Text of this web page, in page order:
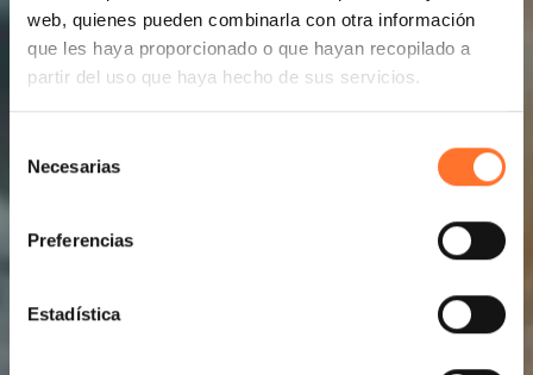
web, quienes pueden combinarla con otra información
que les haya proporcionado o que hayan recopilado a
partir del uso que haya hecho de sus servicios.
consentimiento
Necesarias
Preferencias
Estadística